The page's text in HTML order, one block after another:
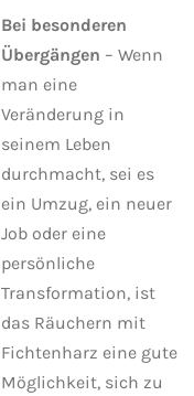
Bei besonderen
Übergängen – Wenn
man eine
Veränderung in
seinem Leben
durchmacht, sei es
ein Umzug, ein neuer
Job oder eine
persönliche
Transformation, ist
das Räuchern mit
Fichtenharz eine gute
Möglichkeit, sich zu